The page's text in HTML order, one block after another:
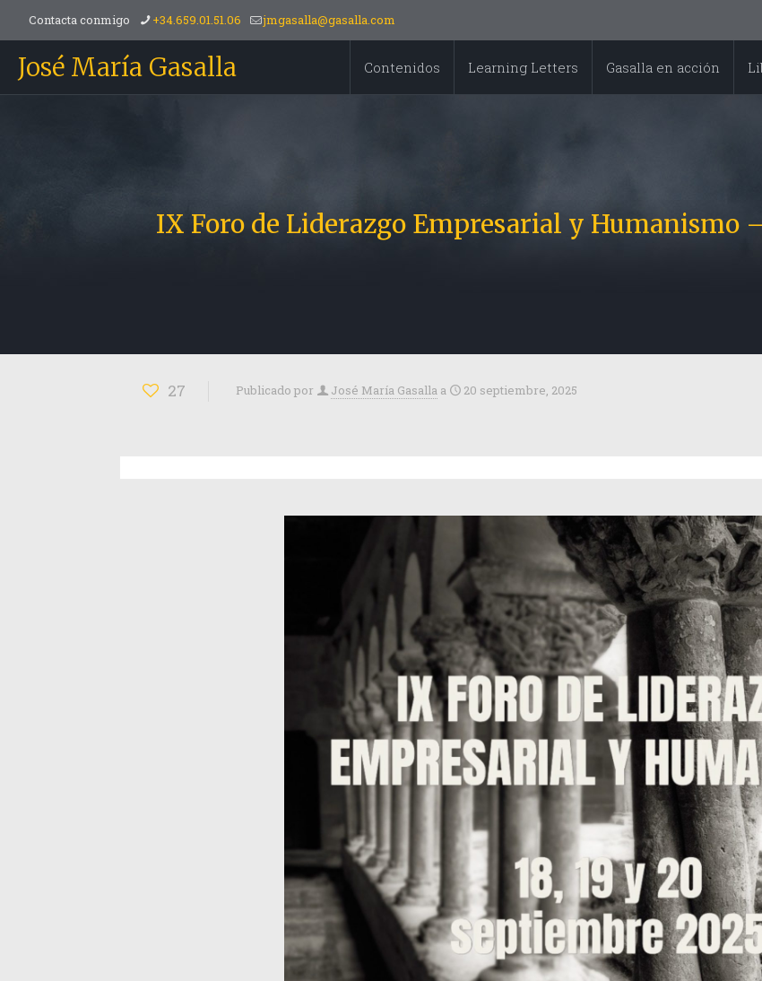
Contacta conmigo +34.659.01.51.06 jmgasalla@gasalla.com
José María Gasalla Contenidos Learning Letters Gasalla en acción
IX Foro de Liderazgo Empresarial y Humanismo
27 Publicado por José María Gasalla a 20 septiembre, 2025